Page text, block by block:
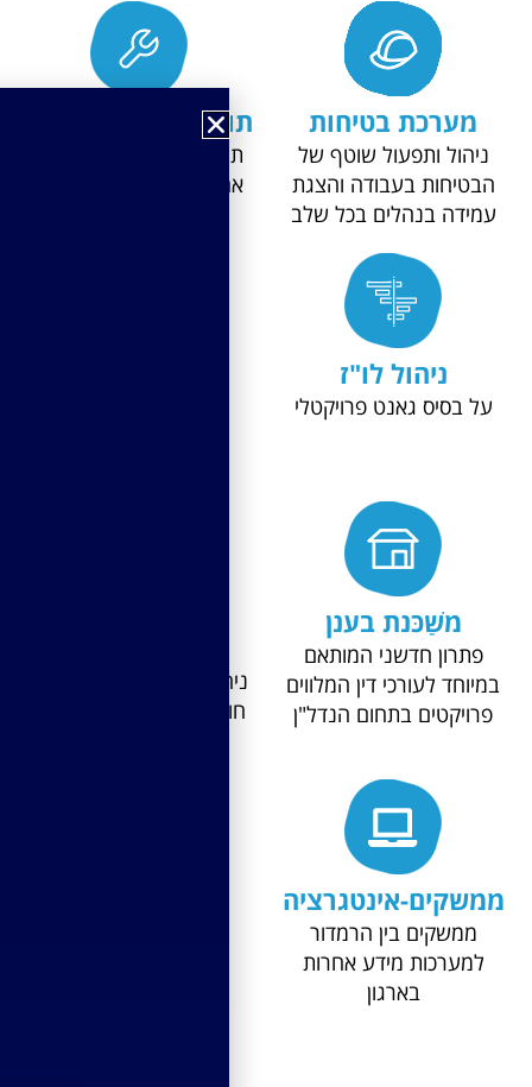
בטיחות
ותפעול שוטף של
בעבודה והצגת
בנהלים בכל שלב
תוכנה לניהול אחזקה
תחזוקנית- מערכת לניהול
אחזקת שבר ואחזקת מנע
ניהול לו"ז
גאנט פרויקטלי
משַׁכּנת בענן
חדשני המותאם
לעורכי דין המלווים
בתחום הנדל"ן
ניהול מכרז ממוחשב, ניהול
חוזים שונים וחשבונות מול
אינטגרציה
בין הרמדור
מידע אחרות